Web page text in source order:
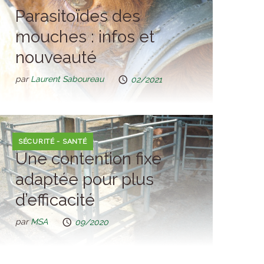
Parasitoïdes des
mouches : infos et
nouveauté
parLaurent Saboureau 02/2021
SÉCURITÉ - SANTÉ
Une contention fixe
adaptée pour plus
d’efficacité
parMSA 09/2020